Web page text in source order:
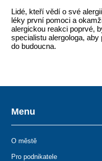
Lidé, kteří vědí o své
léky první pomoci a
alergickou reakci poprvé,
specialistu alergologa,
do budoucna.
Menu
O městě
Pro podnikatele